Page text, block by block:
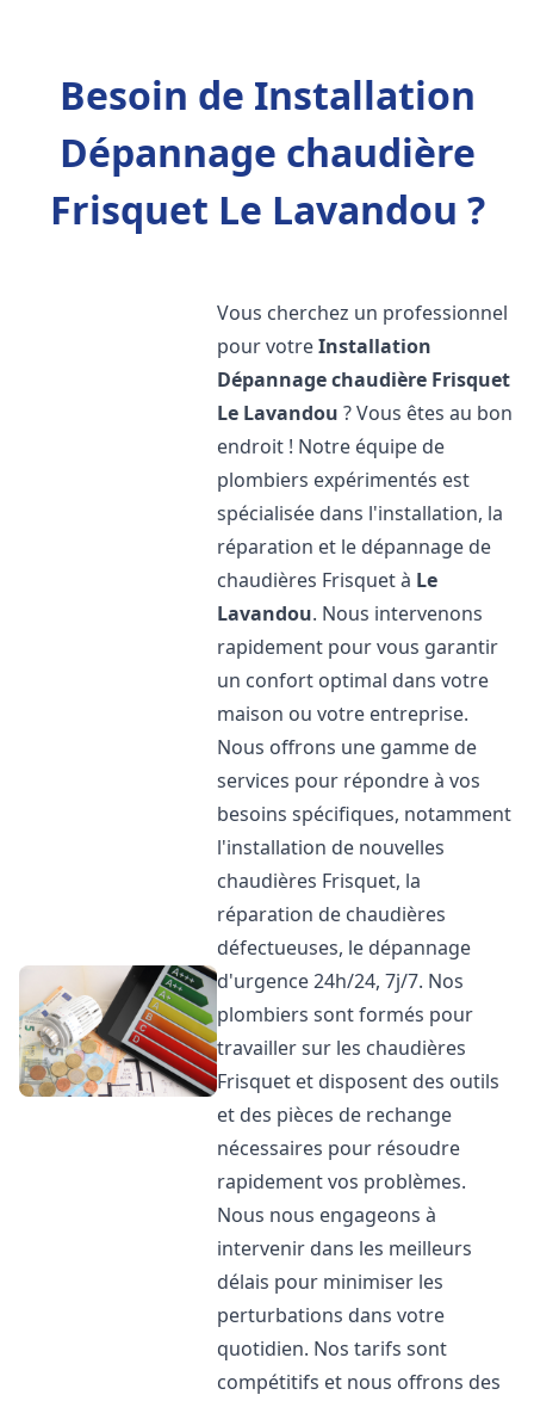
Besoin de Installation
Dépannage chaudière
Frisquet Le Lavandou ?
Vous cherchez un professionnel
pour votreInstallation
Dépannage chaudière Frisquet
Le Lavandou ? Vous êtes au bon
endroit ! Notre équipe de
plombiers expérimentés est
spécialisée dans l'installation, la
réparation et le dépannage de
chaudières Frisquet à Le
Lavandou. Nous intervenons
rapidement pour vous garantir
un confort optimal dans votre
maison ou votre entreprise.
Nous offrons une gamme de
services pour répondre à vos
besoins spécifiques, notamment
l'installation de nouvelles
chaudières Frisquet, la
réparation de chaudières
défectueuses, le dépannage
d'urgence 24h/24, 7j/7. Nos
plombiers sont formés pour
travailler sur les chaudières
Frisquet et disposent des outils
et des pièces de rechange
nécessaires pour résoudre
rapidement vos problèmes.
Nous nous engageons à
intervenir dans les meilleurs
délais pour minimiser les
perturbations dans votre
quotidien. Nos tarifs sont
compétitifs et nous offrons des